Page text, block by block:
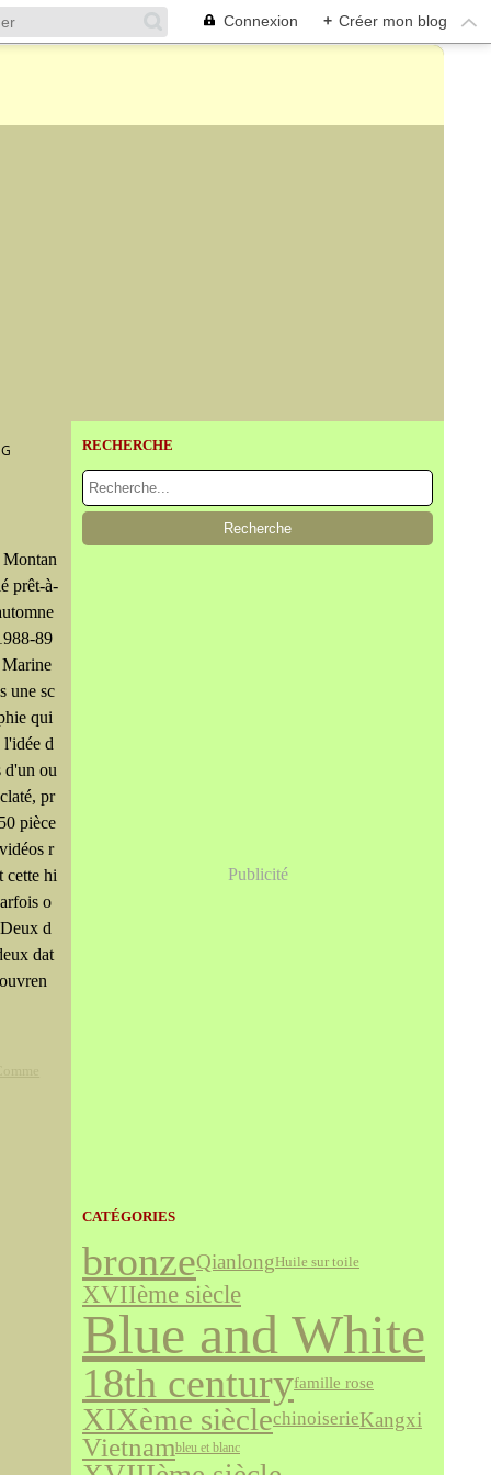
Connexion + Créer mon blog
prêt-à-
89
une sc
qui
l'idée d
d'un ou
pr
pièce
r
cette hi
o
d
dat
RECHERCHE
Publicité
CATÉGORIES
bronzeQianlongHuile sur toile
XVIIème siècle
Blue and White
18th centuryfamille rose
XIXème sièclechinoiserieKangxi
Vietnambleu et blanc